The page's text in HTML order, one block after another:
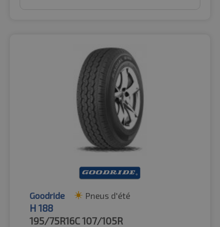
Goodride Pneus d'été
H 188
195/75R16C107/105R